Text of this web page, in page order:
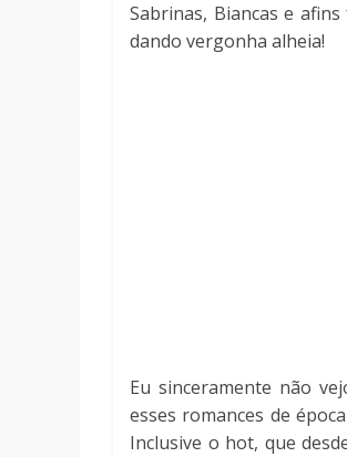
Sabrinas, Biancas e
dando vergonha alheia!
Eu sinceramente não
esses romances de
Inclusive o hot, que